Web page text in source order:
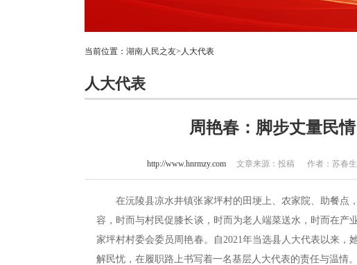
当前位置： 湖南人民之友>人大代表
人大代表
周艳春：脚步丈量民
http://www.hnrmzy.com 文章来源：投稿 作者：苏春
在沅陵县凉水井镇张家坪村的田埂上、农家院、助餐点
容，时而与村民促膝长谈，时而为老人端菜送水，时而在产
家坪村村委会委员周艳春。自2021年当选县人大代表以来，
解民忧，在履职路上书写着一名基层人大代表的责任与温情。